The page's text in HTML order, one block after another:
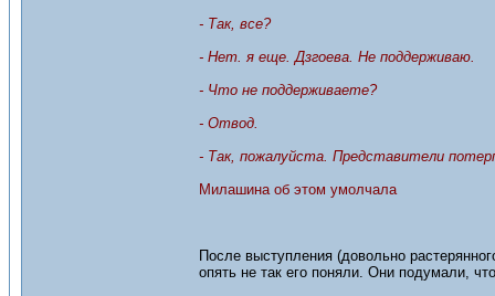
- Так, все?
- Нет. я еще. Дзгоева. Не поддерживаю.
- Что не поддерживаете?
- Отвод.
- Так, пожалуйста. Представители
Милашина об этом умолчала
После выступления (довольно
опять не так его поняли. Они подумали,